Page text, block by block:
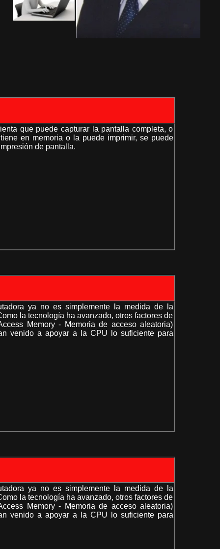
que puede capturar la pantalla completa, o
en memoria o la puede imprimir, se puede
de pantalla.
ya no es simplemente la medida de la
la tecnología ha avanzado, otros factores de
Memory - Memoria de acceso aleatoria)
venido a apoyar a la CPU lo suficiente para
ya no es simplemente la medida de la
la tecnología ha avanzado, otros factores de
Memory - Memoria de acceso aleatoria)
venido a apoyar a la CPU lo suficiente para